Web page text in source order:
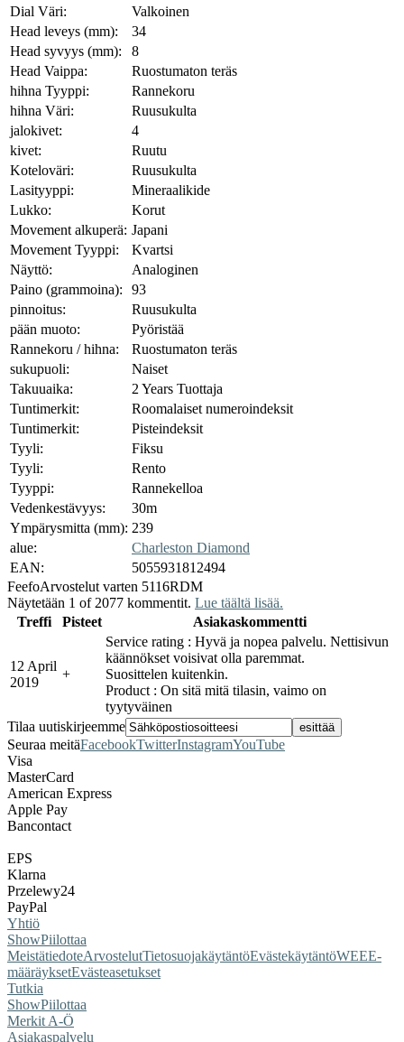
Dial Väri:
Valkoinen
Head leveys (mm):
34
Head syvyys (mm):
8
Head Vaippa:
Ruostumaton teräs
hihna Tyyppi:
Rannekoru
hihna Väri:
Ruusukulta
jalokivet:
4
kivet:
Ruutu
Koteloväri:
Ruusukulta
Lasityyppi:
Mineraalikide
Lukko:
Korut
Movement alkuperä: Japani
Movement Tyyppi:
Kvartsi
Näyttö:
Analoginen
Paino (grammoina):
93
pinnoitus:
Ruusukulta
pään muoto:
Pyöristää
Rannekoru / hihna:
Ruostumaton teräs
sukupuoli:
Naiset
Takuuaika:
2 Years Tuottaja
Tuntimerkit:
Roomalaiset numeroindeksit
Tuntimerkit:
Pisteindeksit
Tyyli:
Fiksu
Tyyli:
Rento
Tyyppi:
Rannekelloa
Vedenkestävyys:
30m
Ympärysmitta (mm): 239
alue:
Charleston Diamond
EAN:
5055931812494
FeefoArvostelut varten 5116RDM
Näytetään 1 of 2077 kommentit. Lue täältä lisää.
Treffi
Pisteet Asiakaskommentti
12 April
2019
+
Service rating : Hyvä ja nopea palvelu. Nettisivun
käännökset voisivat olla paremmat.
Suosittelen kuitenkin.
Product : On sitä mitä tilasin, vaimo on
tyytyväinen
Tilaa uutiskirjeemme
Seuraa meitäFacebookTwitterInstagramYouTube
Visa
MasterCard
American Express
Apple Pay
Bancontact
EPS
Klarna
Przelewy24
PayPal
Yhtiö
ShowPiilottaa
MeistätiedoteArvostelutTietosuojakäytäntöEvästekäytäntöWEEE-
määräyksetEvästeasetukset
Tutkia
ShowPiilottaa
Merkit A-Ö
Asiakaspalvelu